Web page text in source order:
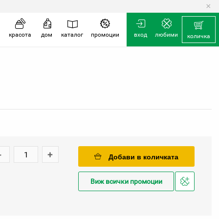
×
вход любими количка
красота дом каталог промоции
+ Добави в количката
Виж всички промоции
Добави